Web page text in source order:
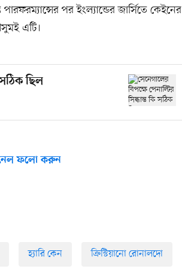
পারফরম্যান্সের পর ইংল্যান্ডের জার্সিতে কেইনের
এটি।
সঠিক ছিল
ফলো করুন
হ্যারি কেন ক্রিস্টিয়ানো রোনালদো